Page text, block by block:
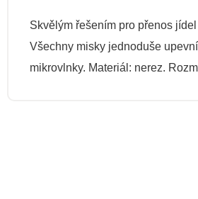
Skvělým řešením pro přenos
Všechny misky jednoduše
mikrovlnky. Materiál: nerez.